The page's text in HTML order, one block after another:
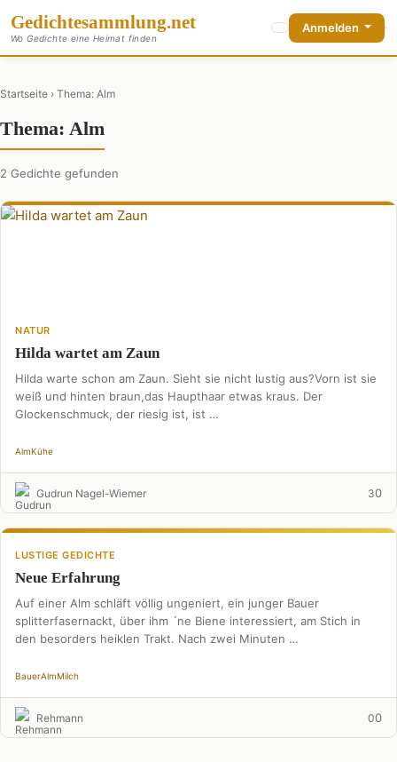
Gedichtesammlung.net
Wo Gedichte eine Heimat finden
Anmelden
Startseite › Thema: Alm
Thema: Alm
2 Gedichte gefunden
NATUR
Hilda wartet am Zaun
Hilda warte schon am Zaun. Sieht sie nicht lustig aus?Vorn ist sie
weiß und hinten braun,das Haupthaar etwas kraus. Der
Glockenschmuck, der riesig ist, ist …
AlmKühe
Gudrun Nagel-Wiemer 30
LUSTIGE GEDICHTE
Neue Erfahrung
Auf einer Alm schläft völlig ungeniert, ein junger Bauer
splitterfasernackt, über ihm ´ne Biene interessiert, am Stich in
den besorders heiklen Trakt. Nach zwei Minuten …
BauerAlmMilch
Rehmann 00